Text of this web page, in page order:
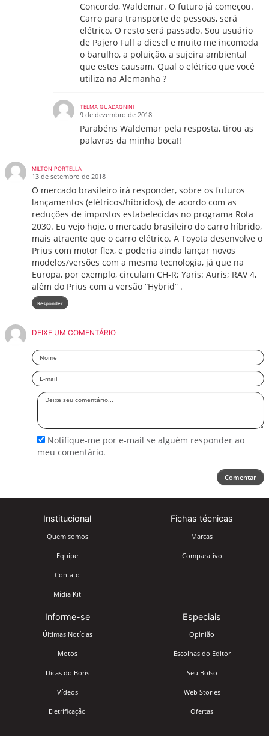
Concordo, Waldemar. O futuro já começou.
Carro para transporte de pessoas, será
elétrico. O resto será passado. Sou usuário
de Pajero Full a diesel e muito me incomoda
o barulho, a poluição, a sujeira ambiental
que estes causam. Qual o elétrico que você
utiliza na Alemanha ?
TELMA GUADAGNINI
9 de dezembro de 2018
Parabéns Waldemar pela resposta, tirou as
palavras da minha boca!!
MILTON PORTELLA
13 de setembro de 2018
O mercado brasileiro irá responder, sobre os futuros
lançamentos (elétricos/híbridos), de acordo com as
reduções de impostos estabelecidas no programa Rota
2030. Eu vejo hoje, o mercado brasileiro do carro híbrido,
mais atraente que o carro elétrico. A Toyota desenvolve o
Prius com motor flex, e poderia ainda lançar novos
modelos/versões com a mesma tecnologia, já que na
Europa, por exemplo, circulam CH-R; Yaris: Auris; RAV 4,
alêm do Prius com a versão “Hybrid” .
Responder
DEIXE UM COMENTÁRIO
Nome
Email
Deixe
comentário
Notifique-me por e-mail se alguém responder ao
meu comentário.
Comentar
Institucional
Quem somos
Equipe
Contato
Mídia Kit
Fichas técnicas
Marcas
Comparativo
Informe-se
Últimas Notícias
Motos
Dicas do Boris
Vídeos
Eletrificação
Especiais
Opinião
Escolhas do Editor
Seu Bolso
Web Stories
Ofertas